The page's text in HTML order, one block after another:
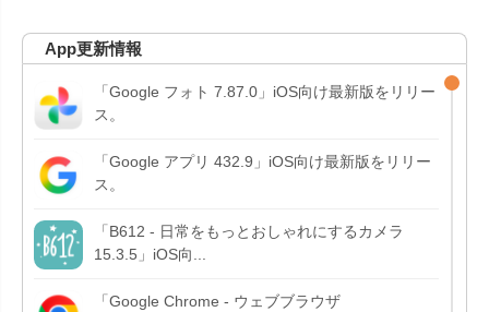
App更新情報
「Google フォト 7.87.0」iOS向け最新版をリリー
ス。
「Google アプリ 432.9」iOS向け最新版をリリー
ス。
「B612 - 日常をもっとおしゃれにするカメラ
15.3.5」iOS向...
「Google Chrome - ウェブブラウザ